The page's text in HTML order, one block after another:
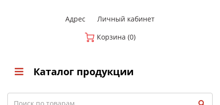
Адрес
Личный кабинет
Корзина (0)
Каталог продукции
Search